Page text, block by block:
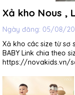
Xả kho Nous ,
Ngày đăng: 05/08/
Xả kho các size từ sơ
BABY Link chia theo
https://novakids.vn/
https://novakids.vn/
https://novakids.vn/